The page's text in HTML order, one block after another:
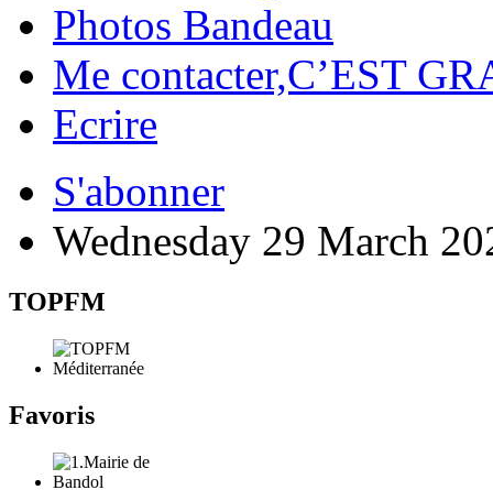
Photos Bandeau
Me contacter,C’EST
Ecrire
S'abonner
Wednesday 29 March
TOPFM
Favoris